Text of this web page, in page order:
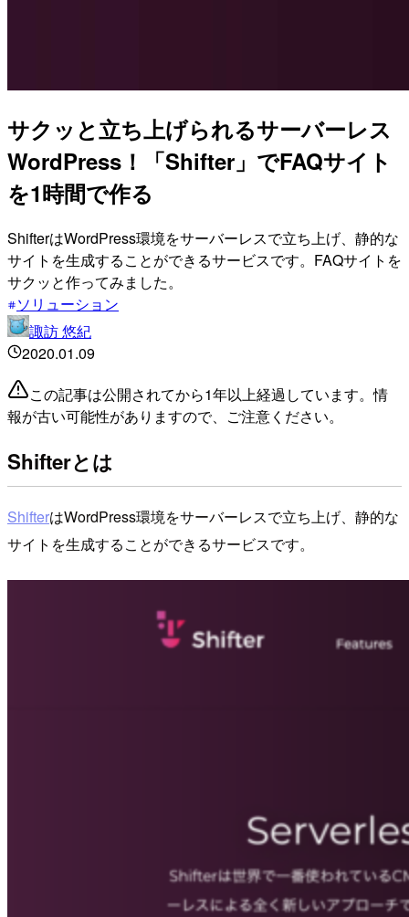
サクッと立ち上げられるサーバーレス
WordPress！「Shifter」でFAQサイト
を1時間で作る
ShifterはWordPress環境をサーバーレスで立ち上げ、静的な
サイトを生成することができるサービスです。FAQサイトを
サクッと作ってみました。
ソリューション
諏訪 悠紀
2020.01.09
この記事は公開されてから1年以上経過しています。情
報が古い可能性がありますので、ご注意ください。
Shifterとは
ShifterはWordPress環境をサーバーレスで立ち上げ、静的な
サイトを生成することができるサービスです。